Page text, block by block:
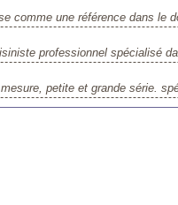
comme une référence dans le
professionnel spécialisé
petite et grande série.